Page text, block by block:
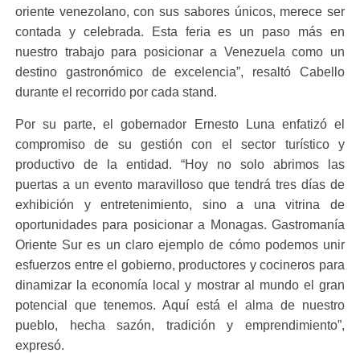
oriente venezolano, con sus sabores únicos, merece ser
contada y celebrada. Esta feria es un paso más en
nuestro trabajo para posicionar a Venezuela como un
destino gastronómico de excelencia”, resaltó Cabello
durante el recorrido por cada stand.
Por su parte, el gobernador Ernesto Luna enfatizó el
compromiso de su gestión con el sector turístico y
productivo de la entidad. “Hoy no solo abrimos las
puertas a un evento maravilloso que tendrá tres días de
exhibición y entretenimiento, sino a una vitrina de
oportunidades para posicionar a Monagas. Gastromanía
Oriente Sur es un claro ejemplo de cómo podemos unir
esfuerzos entre el gobierno, productores y cocineros para
dinamizar la economía local y mostrar al mundo el gran
potencial que tenemos. Aquí está el alma de nuestro
pueblo, hecha sazón, tradición y emprendimiento”,
expresó.